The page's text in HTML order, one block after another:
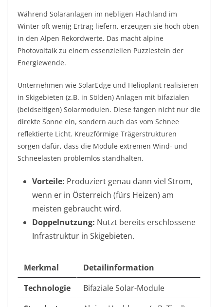
Während Solaranlagen im nebligen Flachland im
Winter oft wenig Ertrag liefern, erzeugen sie hoch oben
in den Alpen Rekordwerte. Das macht alpine
Photovoltaik zu einem essenziellen Puzzlestein der
Energiewende.
Unternehmen wie SolarEdge und Helioplant realisieren
in Skigebieten (z.B. in Sölden) Anlagen mit bifazialen
(beidseitigen) Solarmodulen. Diese fangen nicht nur die
direkte Sonne ein, sondern auch das vom Schnee
reflektierte Licht. Kreuzförmige Trägerstrukturen
sorgen dafür, dass die Module extremen Wind- und
Schneelasten problemlos standhalten.
Vorteile: Produziert genau dann viel Strom,
wenn er in Österreich (fürs Heizen) am
meisten gebraucht wird.
Doppelnutzung: Nutzt bereits erschlossene
Infrastruktur in Skigebieten.
Merkmal
Detailinformation
Technologie
Bifaziale Solar-Module